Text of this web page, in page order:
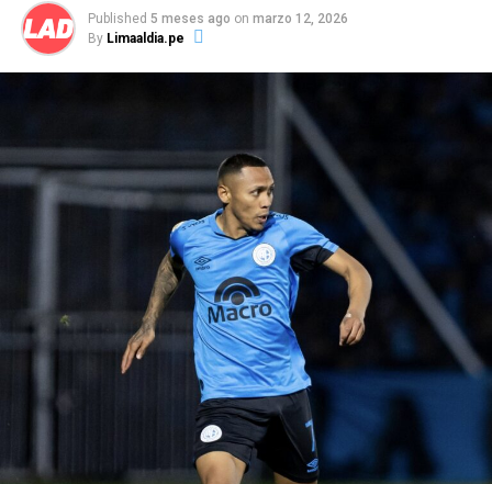
equipo.
La información señala que Autuori se mantiene al
mando del primer equipo celeste, con miras al partido
de este domingo ante Sport Boys de local, por la sétima
fecha del Torneo Apertura de la Liga 1. Eso sí, expresó
su molestia a la interna ante el rendimiento que
tuvieron los jugadores a lo largo del partido ante los
venezolanos.
Paulo Autuori, expresó su malestar en la conferencia de
prensa tras la clasificación a la fase de grupos por el mal
desempeño del equipo, señalando incluso, que no
merecieron haber superado de fase.
“Se pasa para otra
fase, excelente, para el club es bueno pero lo que
nosotros jugamos hoy día no era para pasar
Esto es
muy corto para nosotros,el equipo no puede tener un
partido como local, tener una ventaja y hacer el primer
tiempo qu
hizo”,enfatizó el técnico.
Published 5 meses ago on marzo 12, 2026
By Limaaldia.pe